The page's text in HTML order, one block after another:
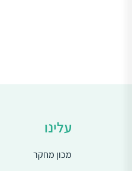
עלינו
מכון מחקר